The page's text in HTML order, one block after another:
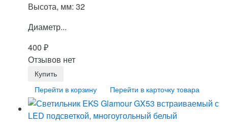
Высота, мм: 32
Диаметр...
400 ₽
Отзывов нет
Перейти в корзину Перейти в карточку товара